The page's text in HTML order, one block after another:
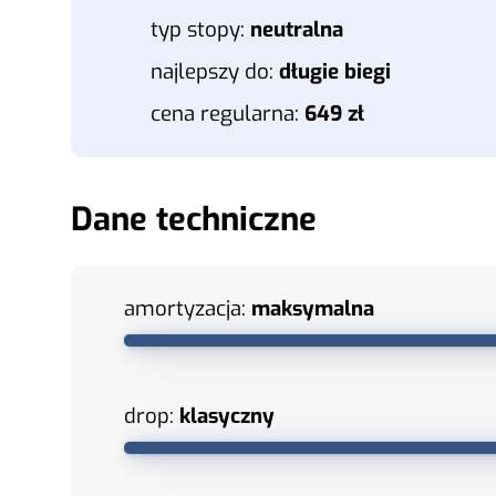
typ stopy: neutralna
najlepszy do: długie biegi
cena regularna: 649 zł
Dane techniczne
amortyzacja: maksymalna
drop: klasyczny